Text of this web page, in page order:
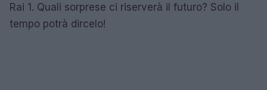
Rai 1. Quali sorprese ci riserverà il futuro? Solo il
tempo potrà dircelo!